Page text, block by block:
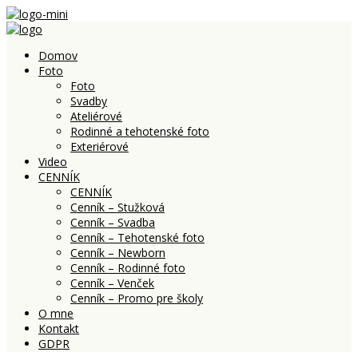
Domov
Foto
Foto
Svadby
Ateliérové
Rodinné a tehotenské foto
Exteriérové
Video
CENNÍK
CENNÍK
Cenník – Stužková
Cenník – Svadba
Cenník – Tehotenské foto
Cenník – Newborn
Cenník – Rodinné foto
Cenník – Venček
Cenník – Promo pre školy
O mne
Kontakt
GDPR